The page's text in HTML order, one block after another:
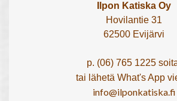
Ilpon Katiska Oy
Hovilantie 31
62500 Evijärvi
p. (06) 765 1225
tai lähetä What's App
info@ilponkatiska.fi